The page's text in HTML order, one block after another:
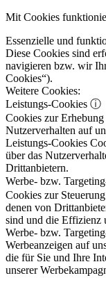
Mit Cookies
Essenzielle und
Diese Cookies sind
navigieren bzw. wir
Cookies“).
Weitere Cookies:
Leistungs-Cookies ⓘ
Cookies zur
Nutzerverhalten auf
Leistungs-Cookies
über das
Drittanbietern.
Werbe- bzw.
Cookies zur
denen von
sind und die Effizienz
Werbe- bzw.
Werbeanzeigen auf
die für Sie und Ihre
unserer